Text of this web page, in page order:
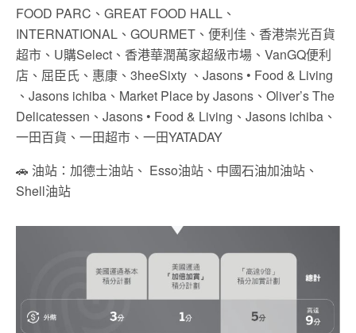
FOOD PARC、GREAT FOOD HALL、
INTERNATIONAL、GOURMET、便利佳、香港崇光百貨
超市、U購Select、香港華潤萬家超級市場、VanGQ便利
店、屈臣氏、惠康、3heeSixty 、Jasons • Food & Living
、Jasons ichiba、Market Place by Jasons、Oliver’s The
Delicatessen、Jasons • Food & Living、Jasons ichiba、
一田百貨、一田超市、一田YATADAY
🚗 油站：加德士油站、 Esso油站、中國石油加油站、
Shell油站